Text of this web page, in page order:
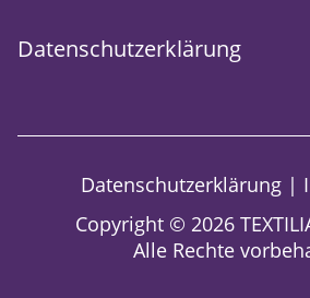
Datenschutzerklärung
Copyright © 2026
Alle Rechte
Datenschutzerklärung |